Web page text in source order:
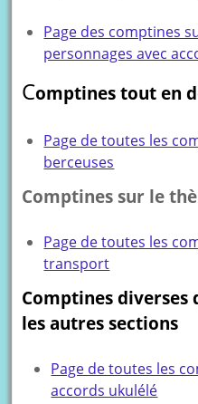
Page des comptines
personnages avec
Comptines tout en
Page de toutes les
berceuses
Comptines sur le
Page de toutes les
transport
Comptines diverses
les autres sections
Page de toutes les
accords ukulélé